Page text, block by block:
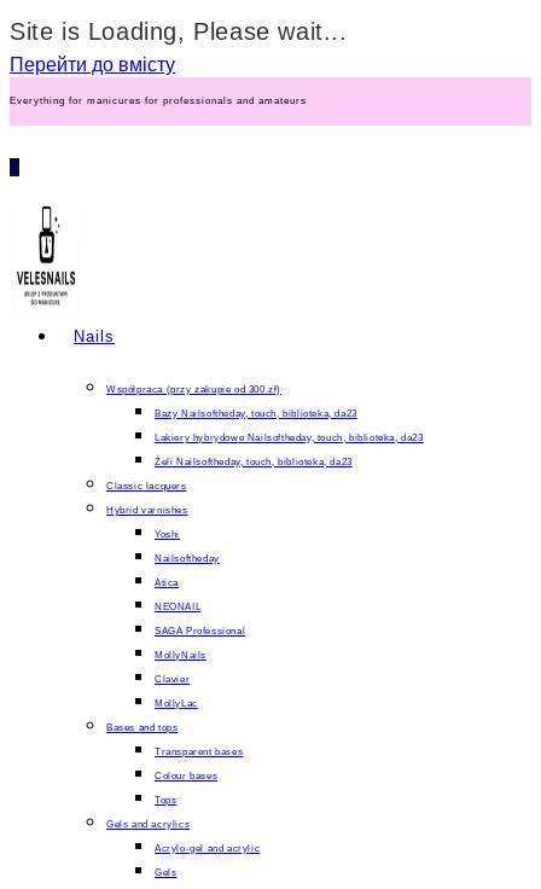
Site is Loading, Please wait...
Перейти до вмісту
Everything for manicures for professionals and amateurs
0
Nails
Współpraca (przy zakupie od 300 zł)
Bazy Nailsoftheday, touch, biblioteka, da23
Lakiery hybrydowe Nailsoftheday, touch, biblioteka, da23
Żeli Nailsoftheday, touch, biblioteka, da23
Classic lacquers
Hybrid varnishes
Yoshi
Nailsoftheday
Atica
NEONAIL
SAGA Professional
MollyNails
Clavier
MollyLac
Bases and tops
Transparent bases
Colour bases
Tops
Gels and acrylics
Acrylo-gel and acrylic
Gels